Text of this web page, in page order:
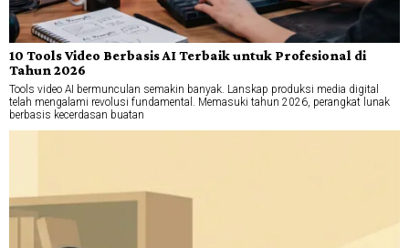
10 Tools Video Berbasis AI Terbaik untuk Profesional di
Tahun 2026
Tools video AI bermunculan semakin banyak. Lanskap produksi media digital
telah mengalami revolusi fundamental. Memasuki tahun 2026, perangkat lunak
berbasis kecerdasan buatan